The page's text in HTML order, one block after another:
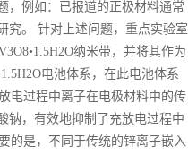
，例如：已报道的正极材料通常
究。 针对上述问题，重点实验室
纳米带，并将其作为
电池体系，在此电池体系
电过程中离子在电极材料中的传
钠，有效地抑制了充放电过程中
的是，不同于传统的锌离子嵌入